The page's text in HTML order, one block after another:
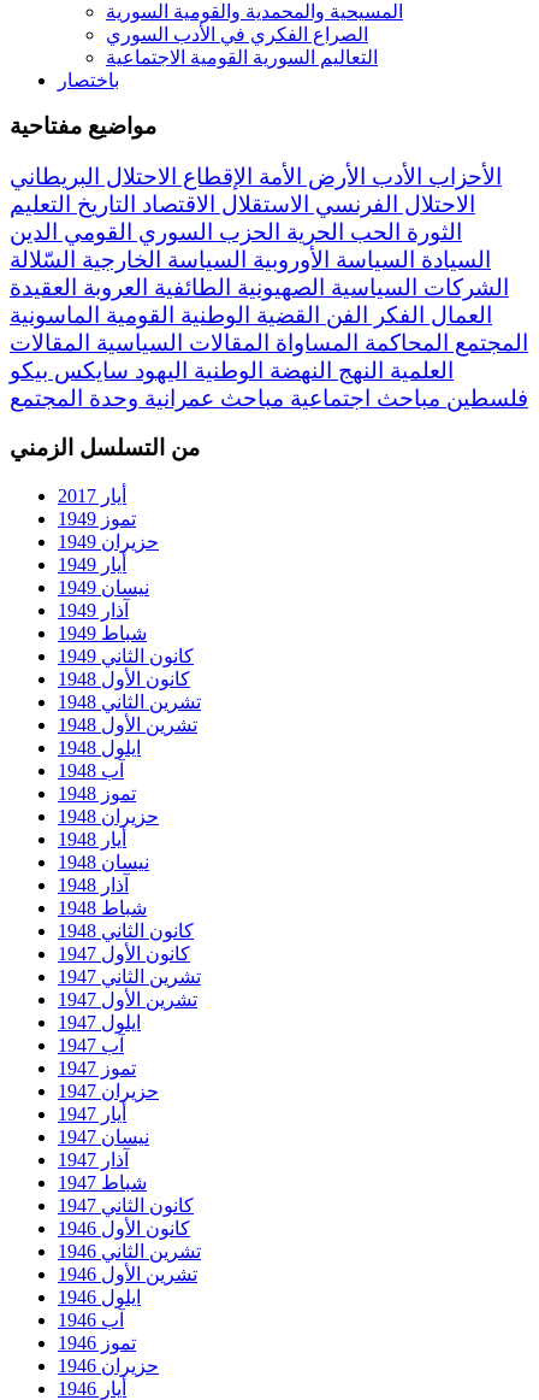
المسيحية والمحمدية والقومية السورية
الصراع الفكري في الأدب السوري
التعاليم السورية القومية الاجتماعية
باختصار
مواضيع مفتاحية
الأحزاب
الأدب الأرض الأمة الإقطاع
الاحتلال البريطاني
الاحتلال الفرنسي
الاستقلال الاقتصاد التاريخ
التعليم
الثورة
الحب الحرية الحزب السوري القومي
الدين
السيادة
السياسة الأوروبية السياسة الخارجية
السّلالة
الشركات السياسية
الصهيونية الطائفية العروبة
العقيدة
العمال
الفكر الفن القضية الوطنية القومية
الماسونية
المجتمع
المحاكمة المساواة المقالات السياسية
المقالات
العلمية
النهج النهضة الوطنية اليهود سايكس بيكو
فلسطين مباحث اجتماعية مباحث عمرانية وحدة المجتمع
من التسلسل الزمني
أيار 2017
تموز 1949
حزيران 1949
أيار 1949
نيسان 1949
آذار 1949
شباط 1949
كانون الثاني 1949
كانون الأول 1948
تشرين الثاني 1948
تشرين الأول 1948
ايلول 1948
آب 1948
تموز 1948
حزيران 1948
أيار 1948
نيسان 1948
آذار 1948
شباط 1948
كانون الثاني 1948
كانون الأول 1947
تشرين الثاني 1947
تشرين الأول 1947
ايلول 1947
آب 1947
تموز 1947
حزيران 1947
أيار 1947
نيسان 1947
آذار 1947
شباط 1947
كانون الثاني 1947
كانون الأول 1946
تشرين الثاني 1946
تشرين الأول 1946
ايلول 1946
آب 1946
تموز 1946
حزيران 1946
أيار 1946